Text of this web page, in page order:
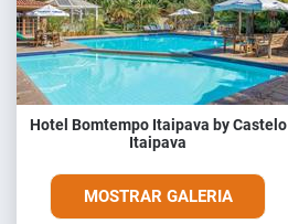
Hotel Bomtempo Itaipava by Castelo
Itaipava
MOSTRAR GALERIA